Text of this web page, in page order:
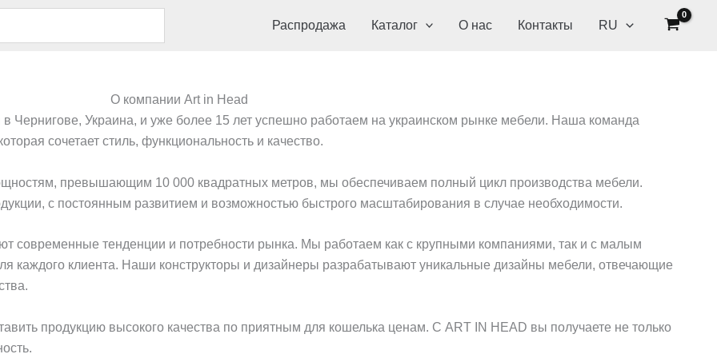
Распродажа Каталог О нас Контакты RU
О компании Art in Head
Чернигове, Украина, и уже более 15 лет успешно работаем на украинском рынке мебели. Наша команда
сочетает стиль, функциональность и качество.
превышающим 10 000 квадратных метров, мы обеспечиваем полный цикл производства мебели.
с постоянным развитием и возможностью быстрого масштабирования в случае необходимости.
современные тенденции и потребности рынка. Мы работаем как с крупными компаниями, так и с малым
каждого клиента. Наши конструкторы и дизайнеры разрабатывают уникальные дизайны мебели, отвечающие
продукцию высокого качества по приятным для кошелька ценам. С ART IN HEAD вы получаете не только